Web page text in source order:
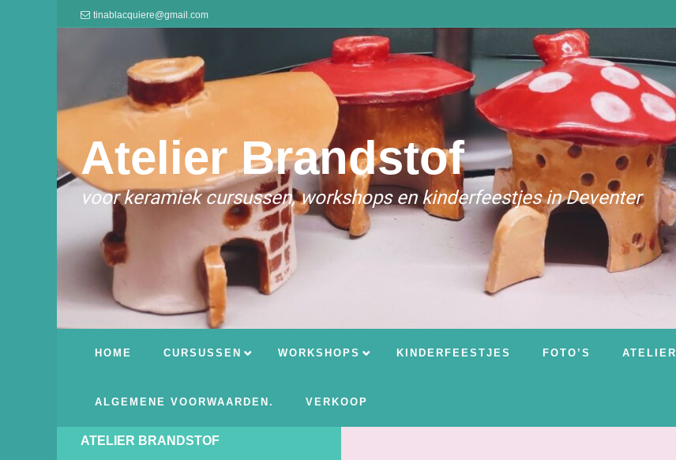
tinablacquiere@gmail.com
Atelier Brandstof
voor keramiek cursussen, workshops en kinderfeestjes in Deventer
HOME CURSUSSEN WORKSHOPS KINDERFEESTJES FOTO’S ATELIER
ALGEMENE VOORWAARDEN. VERKOOP
ATELIER BRANDSTOF